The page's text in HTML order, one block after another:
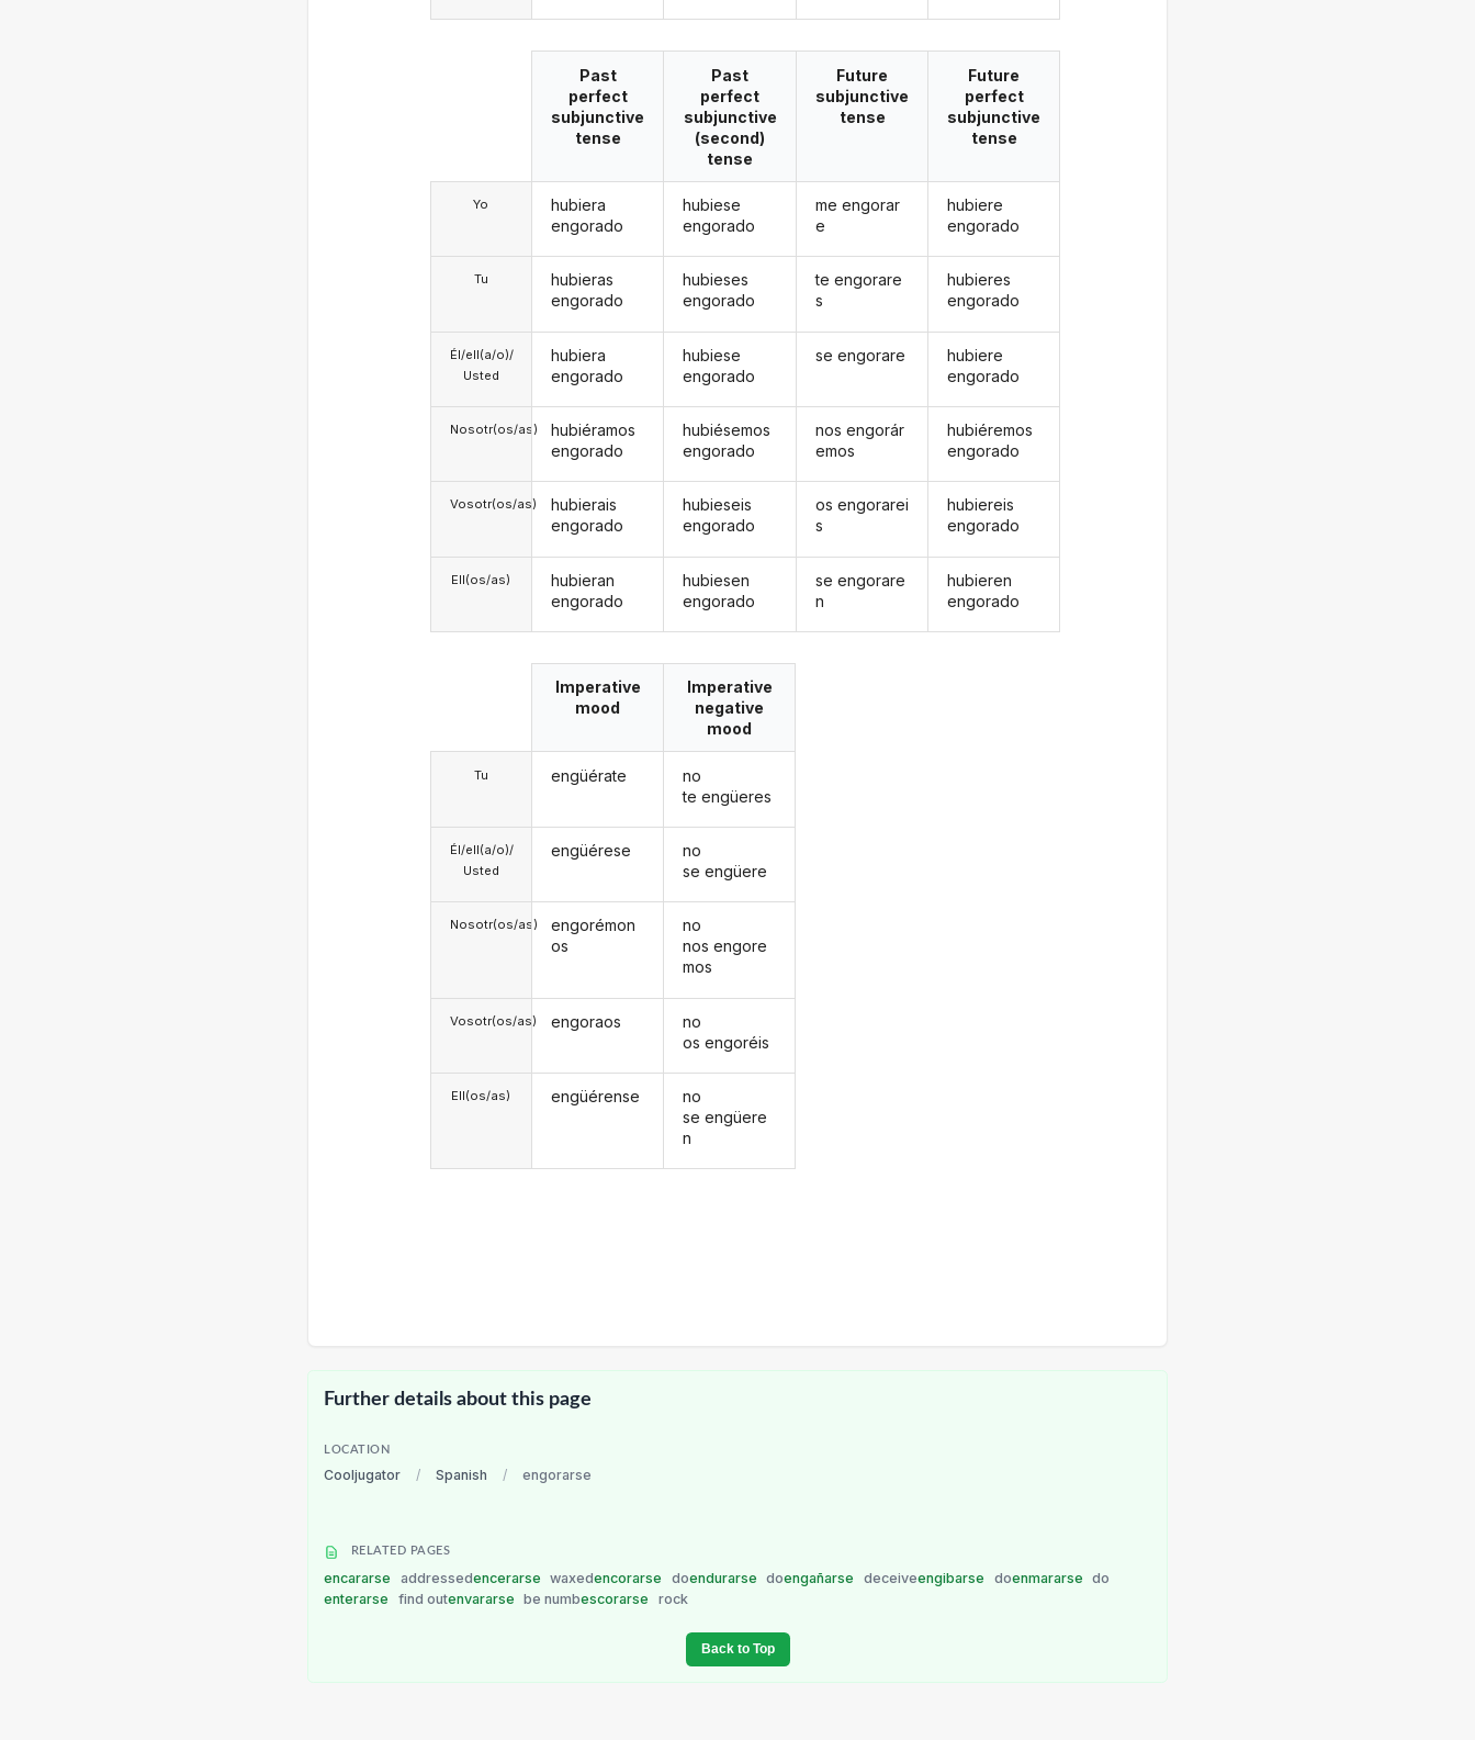
Yo
Tu
Él/ell(a/o)/
Usted
Nosotr(os/as)
Vosotr(os/as)
Ell(os/as)
Past
perfect
subjunctive
tense
hubiera
engorado
hubieras
engorado
hubiera
engorado
hubiéramos
engorado
hubierais
engorado
hubieran
engorado
Past
perfect
subjunctive
(second)
tense
hubiese
engorado
hubieses
engorado
hubiese
engorado
hubiésemos
engorado
hubieseis
engorado
hubiesen
engorado
Future
subjunctive
tense
me engorar
e
te engorare
s
se engorare
nos engorár
emos
os engorarei
s
se engorare
n
Future
perfect
subjunctive
tense
hubiere
engorado
hubieres
engorado
hubiere
engorado
hubiéremos
engorado
hubiereis
engorado
hubieren
engorado
Tu
Él/ell(a/o)/
Usted
Nosotr(os/as)
Vosotr(os/as)
Ell(os/as)
Imperative
mood
engüérate
engüérese
engorémon
os
engoraos
engüérense
Imperative
negative
mood
no
te engüeres
no
se engüere
no
nos engore
mos
no
os engoréis
no
se engüere
n
Further details about this page
LOCATION
Cooljugator / Spanish / engorarse
RELATED PAGES
encararse addressedencerarse waxedencorarse doendurarse doengañarse deceiveengibarse doenmararse
do
enterarse
find outenvararse be numbescorarse rock
Back to Top